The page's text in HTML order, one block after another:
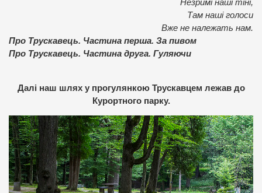
Незримі наші тіні,
Там наші голоси
Вже не належать нам.
Про Трускавець. Частина перша. За пивом
Про Трускавець. Частина друга. Гуляючи
Далі наш шлях у прогулянкою Трускавцем лежав до
Курортного парку.